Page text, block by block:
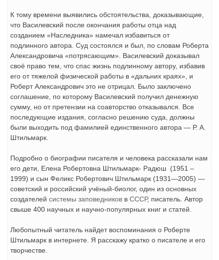
К тому времени выявились обстоятельства, доказывающие,
что Василевский после окончания работы отца над
созданием «Наследника» намечал избавиться от
подлинного автора. Суд состоялся и был, по словам Роберта
Александровича «потрясающим». Василевский доказывал
своё право тем, что спас жизнь подлинному автору, избавив
его от тяжелой физической работы в «дальних краях», и
Роберт Александрович это не отрицал. Было заключено
соглашение, по которому Василевский получил денежную
сумму, но от претензии на соавторство отказывался. Все
последующие издания, согласно решению суда, должны
были выходить под фамилией единственного автора — Р. А.
Штильмарк.
Подробно о биографии писателя и человека рассказали нам
его дети, Елена Робертовна Штильмарк- Радюш (1951 –
1999) и сын Феликс Робертович Штильмарк (1931—2005) —
советский и российский учёный-биолог, один из основных
создателей системы заповедников в СССР, писатель. Автор
свыше 400 научных и научно-популярных книг и статей.
Любопытный читатель найдет воспоминания о Роберте
Штильмарк в интернете. Я расскажу кратко о писателе и его
творчестве.